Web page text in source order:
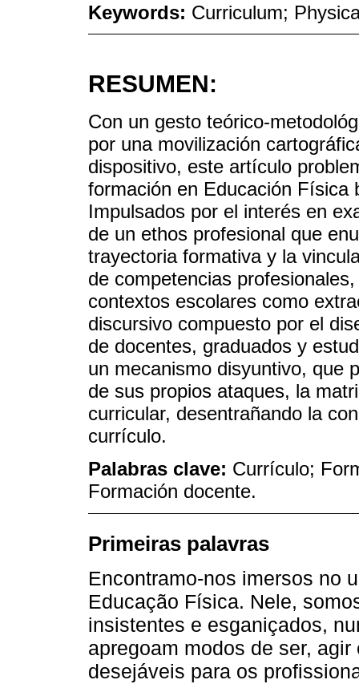
Keywords: Curriculum;
RESUMEN:
Con un gesto teórico-
por una movilización
dispositivo, este artículo
formación en Educación Física
Impulsados por el interés en
de un ethos profesional que
trayectoria formativa y la
de competencias
contextos escolares como
discursivo compuesto por el
de docentes, graduados y
un mecanismo disyuntivo, que
de sus propios ataques, la
curricular, desentrañando la
currículo.
Palabras clave: Currículo;
Formación docente.
Primeiras palavras
Encontramo-nos imersos no
Educação Física. Nele,
insistentes e esganiçados,
apregoam modos de ser,
desejáveis para os